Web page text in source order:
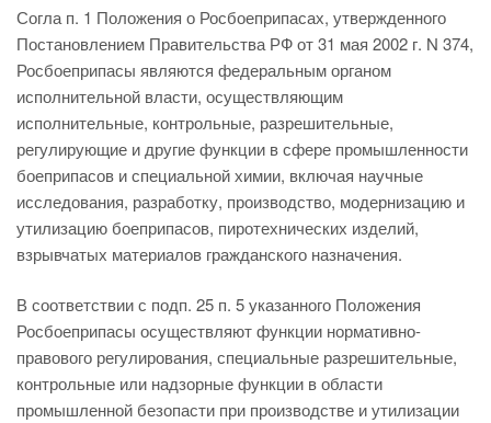
Согла п. 1 Положения о Росбоеприпасах, утвержденного
Постановлением Правительства РФ от 31 мая 2002 г. N 374,
Росбоеприпасы являются федеральным органом
исполнительной власти, осуществляющим
исполнительные, контрольные, разрешительные,
регулирующие и другие функции в сфере промышленности
боеприпасов и специальной химии, включая научные
исследования, разработку, производство, модернизацию и
утилизацию боеприпасов, пиротехнических изделий,
взрывчатых материалов гражданского назначения.
В соответствии с подп. 25 п. 5 указанного Положения
Росбоеприпасы осуществляют функции нормативно-
правового регулирования, специальные разрешительные,
контрольные или надзорные функции в области
промышленной безопасти при производстве и утилизации